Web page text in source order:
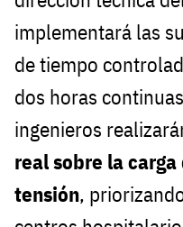
implementará las
de tiempo
dos horas
ingenieros
real sobre la
tensión,